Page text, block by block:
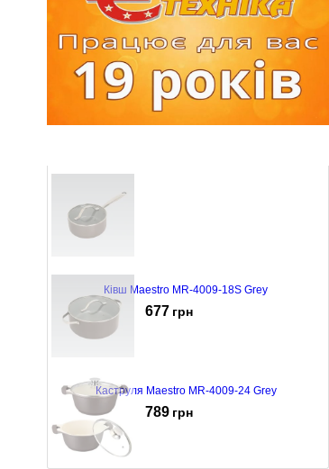
Ківш Maestro MR-4009-18S Grey
677 грн
Каструля Maestro MR-4009-24 Grey
789 грн